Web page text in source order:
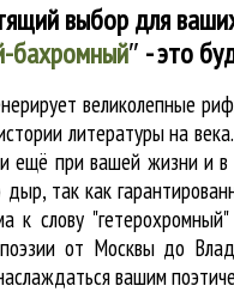
выбор для
бахромный″ - это
великолепные
литературы на
ещё при вашей жизни и
так как
слову
от Москвы до
вашим